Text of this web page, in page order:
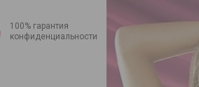
100% гарантия
конфиденциальности